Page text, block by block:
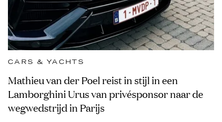
CARS & YACHTS
Mathieu van der Poel reist in stijl in een
Lamborghini Urus van privésponsor naar de
wegwedstrijd in Parijs